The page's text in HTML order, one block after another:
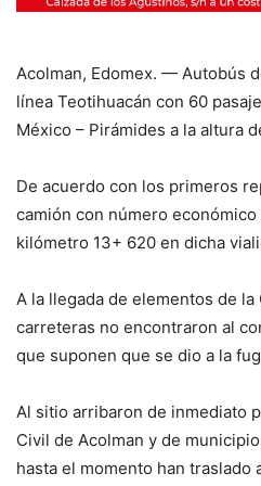
Acolman, Edomex. — Autobús
línea Teotihuacán con 60
México – Pirámides a la altura
De acuerdo con los primeros
camión con número
kilómetro 13+ 620 en dicha
A la llegada de elementos de
carreteras no encontraron al
que suponen que se dio a la
Al sitio arribaron de inmediato
Civil de Acolman y de
hasta el momento han traslado